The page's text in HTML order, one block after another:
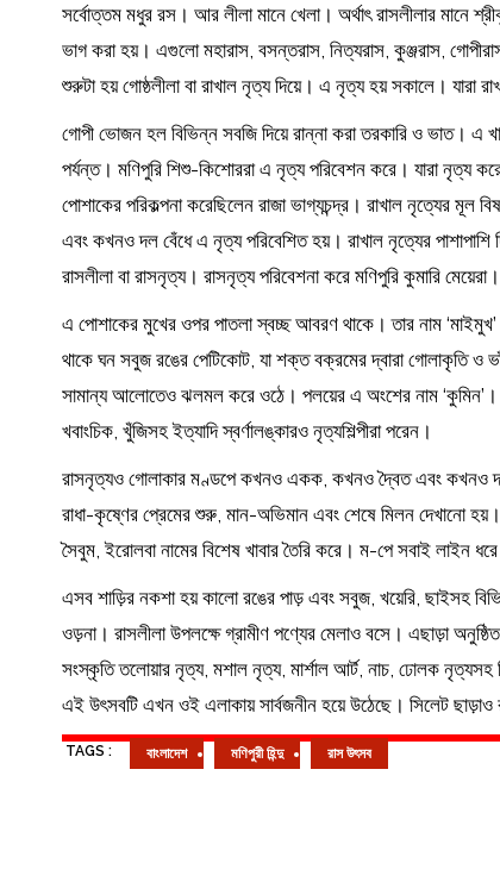
সর্বোত্তম মধুর রস। আর লীলা মানে খেলা। অর্থাৎ রাসলীলার মানে
ভাগ করা হয়। এগুলো মহারাস, বসন্তরাস, নিত্যরাস, কুঞ্জরাস,
শুরুটা হয় গোষ্ঠলীলা বা রাখাল নৃত্য দিয়ে। এ নৃত্য হয় সকালে।
গোপী ভোজন হল বিভিন্ন সবজি দিয়ে রান্না করা তরকারি ও ভাত। এ
পর্যন্ত। মণিপুরি শিশু-কিশোররা এ নৃত্য পরিবেশন করে। যারা নৃত্য
পোশাকের পরিকল্পনা করেছিলেন রাজা ভাগ্যচন্দ্র। রাখাল নৃত্যের
এবং কখনও দল বেঁধে এ নৃত্য পরিবেশিত হয়। রাখাল নৃত্যের পাশাপাশি
রাসলীলা বা রাসনৃত্য। রাসনৃত্য পরিবেশনা করে মণিপুরি কুমারি
এ পোশাকের মুখের ওপর পাতলা স্বচ্ছ আবরণ থাকে। তার নাম
থাকে ঘন সবুজ রঙের পেটিকোট, যা শক্ত বক্রমের দ্বারা গোলাকৃতি ও
সামান্য আলোতেও ঝলমল করে ওঠে। পলয়ের এ অংশের নাম ‘কুমিন’।
খবাংচিক, খুঁজিসহ ইত্যাদি স্বর্ণালঙ্কারও নৃত্যশিল্পীরা পরেন।
রাসনৃত্যও গোলাকার মণ্ডপে কখনও একক, কখনও দ্বৈত এবং কখনও
রাধা-কৃষ্ণের প্রেমের শুরু, মান-অভিমান এবং শেষে মিলন দেখানো হয়।
সৈবুম, ইরোলবা নামের বিশেষ খাবার তৈরি করে। ম-পে সবাই লাইন
এসব শাড়ির নকশা হয় কালো রঙের পাড় এবং সবুজ, খয়েরি, ছাইসহ
ওড়না। রাসলীলা উপলক্ষে গ্রামীণ পণ্যের মেলাও বসে। এছাড়া
সংস্কৃতি তলোয়ার নৃত্য, মশাল নৃত্য, মার্শাল আর্ট, নাচ, ঢোলক
এই উৎসবটি এখন ওই এলাকায় সার্বজনীন হয়ে উঠেছে। সিলেট ছাড়াও
TAGS : বাংলাদেশ মণিপুরী হিন্দু রাস উৎসব